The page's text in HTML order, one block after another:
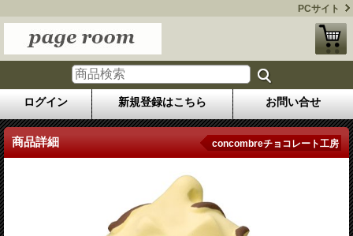
PCサイト
ログイン 新規登録はこちら お問い合せ
商品詳細 concombreチョコレート工房